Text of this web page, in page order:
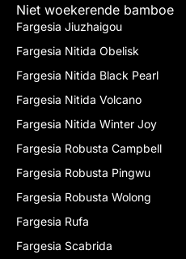
Niet woekerende bamboe
Fargesia Jiuzhaigou
Fargesia Nitida Obelisk
Fargesia Nitida Black Pearl
Fargesia Nitida Volcano
Fargesia Nitida Winter Joy
Fargesia Robusta Campbell
Fargesia Robusta Pingwu
Fargesia Robusta Wolong
Fargesia Rufa
Fargesia Scabrida